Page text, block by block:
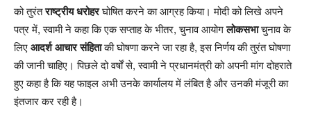
को तुरंतराष्ट्रीय धरोहरघोषित करने का आग्रह किया। मोदी को लिखे अपने
पत्र में, स्वामी ने कहा कि एक सप्ताह के भीतर, चुनाव आयोगलोकसभाचुनाव के
लिए आदर्श आचार संहिताकी घोषणा करने जा रहा है, इस निर्णय की तुरंत घोषणा
की जानी चाहिए। पिछले दो वर्षों से, स्वामी ने प्रधानमंत्री को अपनी मांग दोहराते
हुए कहा है कि यह फाइल अभी उनके कार्यालय में लंबित है और उनकी मंजूरी का
इंतजार कर रही है।